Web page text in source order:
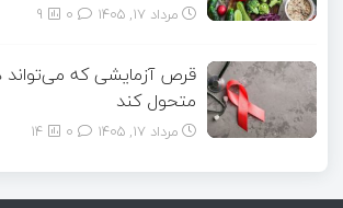
مرداد ۱۷, ۱۴۰۵ 9
متحول کند
مرداد ۱۷, ۱۴۰۵ 14